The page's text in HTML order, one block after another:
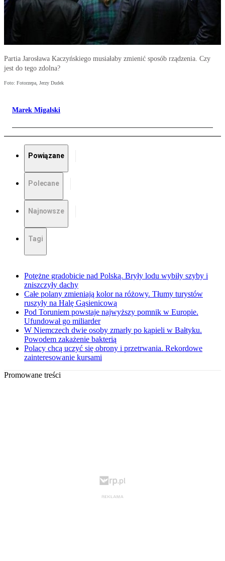
Partia Jarosława Kaczyńskiego musiałaby zmienić sposób rządzenia. Czy
jest do tego zdolna?
Foto: Fotorzepa, Jerzy Dudek
Marek Migalski
Powiązane
Polecane
Najnowsze
Tagi
Potężne gradobicie nad Polską. Bryły lodu wybiły szyby i
zniszczyły dachy
Całe polany zmieniają kolor na różowy. Tłumy turystów
ruszyły na Halę Gąsienicową
Pod Toruniem powstaje najwyższy pomnik w Europie.
Ufundował go miliarder
W Niemczech dwie osoby zmarły po kąpieli w Bałtyku.
Powodem zakażenie bakterią
Polacy chcą uczyć się obrony i przetrwania. Rekordowe
zainteresowanie kursami
Promowane treści